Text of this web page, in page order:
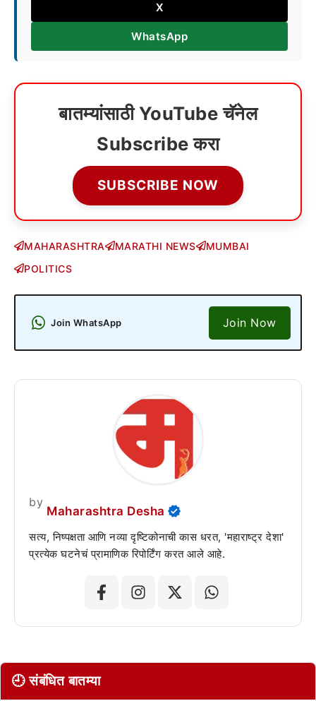
X
WhatsApp
बातम्यांसाठी YouTube चॅनेल
Subscribe करा
SUBSCRIBE NOW
MAHARASHTRA MARATHI NEWS
MUMBAI
POLITICS
Join WhatsApp Join Now
by
Maharashtra Desha
सत्य, निष्पक्षता आणि नव्या दृष्टिकोनाची कास धरत, 'महाराष्ट्र देशा'
प्रत्येक घटनेचं प्रामाणिक रिपोर्टिंग करत आले आहे.
🕘 संबंधित बातम्या